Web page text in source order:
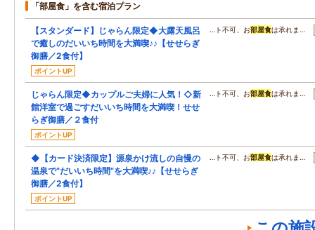
「部屋食」を含む宿泊プラン
【スタンダード】じゃらん限定◆大露天風呂
で癒しのだいいち時間を大満喫♪♪【せせらぎ
御膳／2食付】
ポイントUP
…ト不可、お部屋食は承れま…
じゃらん限定◆カップルご夫婦に人気！◇新
館洋室で過ごすだいいち時間を大満喫！せせ
らぎ御膳／２食付
ポイントUP
…ト不可、お部屋食は承れま…
◆【カード決済限定】源泉かけ流しの自慢の
温泉で“だいいち時間”を大満喫♪♪【せせらぎ
御膳／2食付】
ポイントUP
…ト不可、お部屋食は承れま…